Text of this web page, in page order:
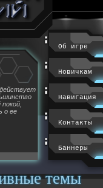
темы
о ее
Об игре
Новичкам
Навигация
Контакты
Баннеры